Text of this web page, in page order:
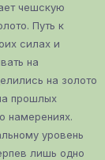
чешскую
Путь к
силах и
на
на золото
прошлых
намерениях.
уровень
лишь одно